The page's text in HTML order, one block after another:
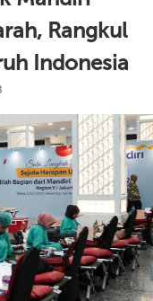
Rangkul
Indonesia